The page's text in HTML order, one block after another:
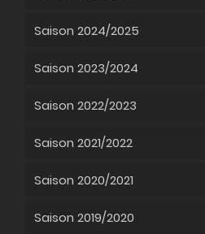
Saison 2024/2025
Saison 2023/2024
Saison 2022/2023
Saison 2021/2022
Saison 2020/2021
Saison 2019/2020